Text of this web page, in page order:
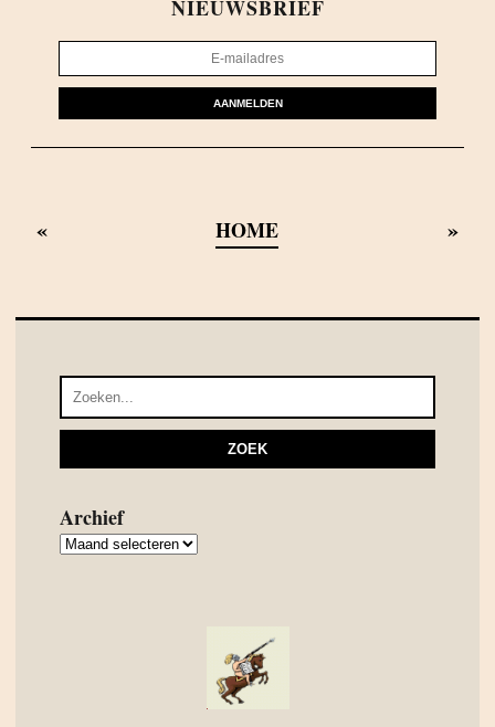
NIEUWSBRIEF
AANMELDEN
« HOME »
Archief
Archief